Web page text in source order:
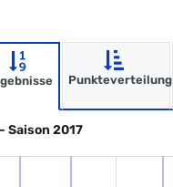
Punkteverteilung
Saison 2017